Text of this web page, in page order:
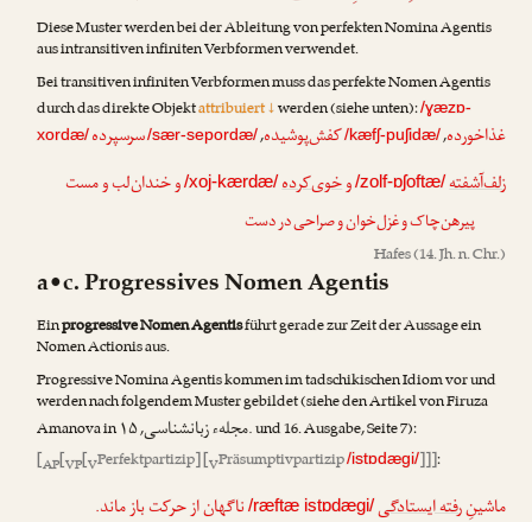
Diese Muster werden bei der Ableitung von perfekten Nomina Agentis
aus intransitiven infiniten Verbformen verwendet.
Bei transitiven infiniten Verbformen muss das perfekte Nomen Agentis
durch das direkte Objektattribuiert ↓werden (siehe unten):/ɣæzɒ-
xordæ/
غذاخورده,
/kæfʃ-puʃidæ/کفش‌پوشیده,
/sær-sepordæ/سرسپرده
زلف‌آشفته/zolf-ɒʃoftæ/وخوی‌کرده /xoj-kærdæ/و خندان‌لب و مست
پیرهن‌چاک و غزل‌خوان و صراحی در دست
Hafes(14. Jh. n. Chr.)
a•c. Progressives Nomen Agentis
Einprogressive Nomen Agentisführt gerade zur Zeit der Aussage ein
Nomen Actionis aus.
Progressive Nomina Agentis kommen im tadschikischen Idiom vor und
werden nach folgendem Muster gebildet (siehe den Artikel vonFiruza
Amanovain مجلهء زبانشناسی, ۱۵. und 16. Ausgabe, Seite 7):
[AP[VP[VPerfektpartizip] [VPräsumptivpartizip/istɒdægi/]]]:
ماشینِرفته ایستادگی/ræftæ istɒdægi/ناگهان از حرکت باز ماند.